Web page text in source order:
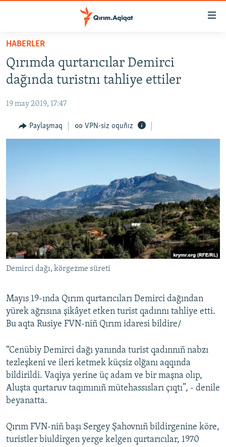
Esas
qaytmaq
Baş
navigatsiyağa
qaytmaq
qaytmaq
HABERLER
SİYASET
İQTİSADİYAT
CEMİYET
MEDENİYET
BLOGLAR
FİKİR
Русский
Українською
HABERLER
Qırımda qurtarıcılar Demirci
dağında turistnı tahliye ettiler
19 may 2019, 17:47
Paylaşmaq VPN-siz oquñız
Demirci dağı, körgezme süreti
Mayıs 19-ında Qırım qurtarıcıları Demirci dağından
yürek ağrısına şikâyet etken turist qadınnı tahliye etti.
Bu aqta Rusiye FVN-niñ Qırım idaresi bildire/
“Cenübiy Demirci dağı yanında turist qadınnıñ nabzı
tezleşkeni ve ileri ketmek küçsiz olğanı aqqında
bildirildi. Vaqiya yerine üç adam ve bir maşna olıp,
Aluşta qurtaruv taqımınıñ mütehassısları çıqtı”, - denile
beyanatta.
Qırım FVN-niñ başı Sergey Şahovnıñ bildirgenine köre,
turistler biuldirgen yerge kelgen qurtarıcılar, 1970